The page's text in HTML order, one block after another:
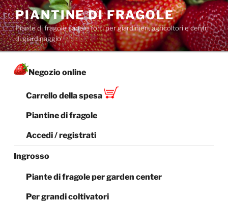
Salta
al
contenuto
PIANTINE DI FRAGOLE
Piante di fragole sane e forti per giardinieri, agricoltori e centri
di giardinaggio
Negozio online
Carrello della spesa
Piantine di fragole
Accedi / registrati
Ingrosso
Piante di fragole per garden center
Per grandi coltivatori